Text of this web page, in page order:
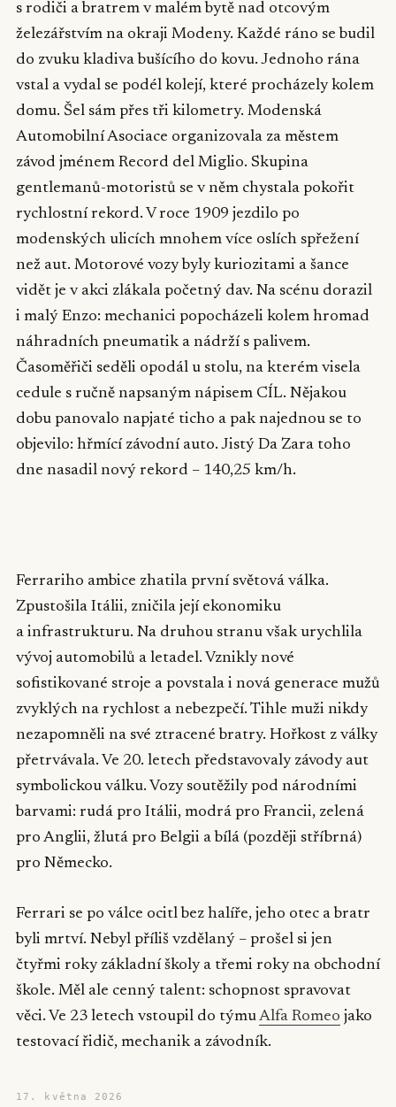
s rodiči a bratrem v malém bytě nad otcovým
železářstvím na okraji Modeny. Každé ráno se budil
do zvuku kladiva bušícího do kovu. Jednoho rána
vstal a vydal se podél kolejí, které procházely kolem
domu. Šel sám přes tři kilometry. Modenská
Automobilní Asociace organizovala za městem
závod jménem Record del Miglio. Skupina
gentlemanů-motoristů se v něm chystala pokořit
rychlostní rekord. V roce 1909 jezdilo po
modenských ulicích mnohem více oslích spřežení
než aut. Motorové vozy byly kuriozitami a šance
vidět je v akci zlákala početný dav. Na scénu dorazil
i malý Enzo: mechanici popocházeli kolem hromad
náhradních pneumatik a nádrží s palivem.
Časoměřiči seděli opodál u stolu, na kterém visela
cedule s ručně napsaným nápisem CÍL. Nějakou
dobu panovalo napjaté ticho a pak najednou se to
objevilo: hřmící závodní auto. Jistý Da Zara toho
dne nasadil nový rekord – 140,25 km/h.
Ferrariho ambice zhatila první světová válka.
Zpustošila Itálii, zničila její ekonomiku
a infrastrukturu. Na druhou stranu však urychlila
vývoj automobilů a letadel. Vznikly nové
sofistikované stroje a povstala i nová generace mužů
zvyklých na rychlost a nebezpečí. Tihle muži nikdy
nezapomněli na své ztracené bratry. Hořkost z války
přetrvávala. Ve 20. letech představovaly závody aut
symbolickou válku. Vozy soutěžily pod národními
barvami: rudá pro Itálii, modrá pro Francii, zelená
pro Anglii, žlutá pro Belgii a bílá (později stříbrná)
pro Německo.
Ferrari se po válce ocitl bez halíře, jeho otec a bratr
byli mrtví. Nebyl příliš vzdělaný – prošel si jen
čtyřmi roky základní školy a třemi roky na obchodní
škole. Měl ale cenný talent: schopnost spravovat
věci. Ve 23 letech vstoupil do týmuAlfa Romeo jako
testovací řidič, mechanik a závodník.
17. května 2026